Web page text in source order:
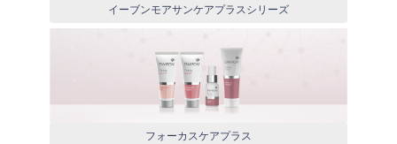
イーブンモアサンケアプラスシリーズ
フォーカスケアプラス